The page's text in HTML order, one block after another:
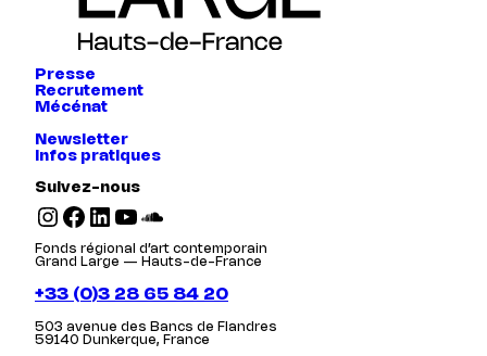
Presse
Recrutement
Mécénat
Newsletter
Infos pratiques
Suivez-nous
Instagram Facebook LinkedIn YouTube SoundCloud
Fonds régional d’art contemporain
Grand Large — Hauts-de-France
+33 (0)3 28 65 84 20
503 avenue des Bancs de Flandres
59140 Dunkerque, France